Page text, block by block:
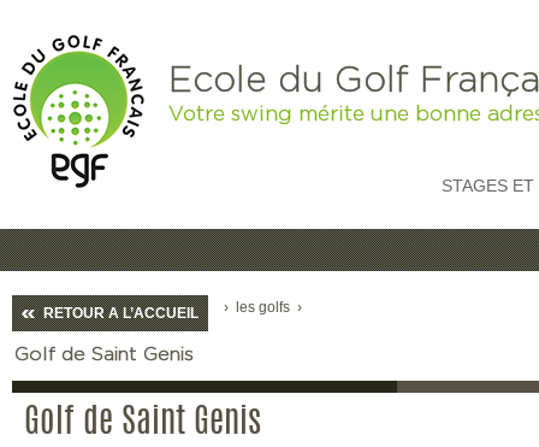
Ecole du Golf
Votre swing mérite une bonne
STAGES
RETOUR A L’ACCUEIL › les golfs ›
Golf de Saint Genis
Golf de Saint Genis